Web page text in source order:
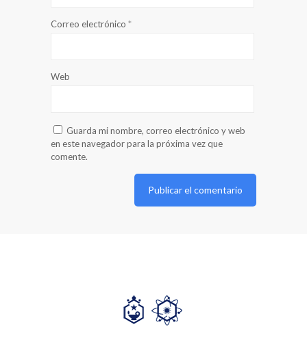
Correo electrónico *
Web
Guarda mi nombre, correo electrónico y web
en este navegador para la próxima vez que
comente.